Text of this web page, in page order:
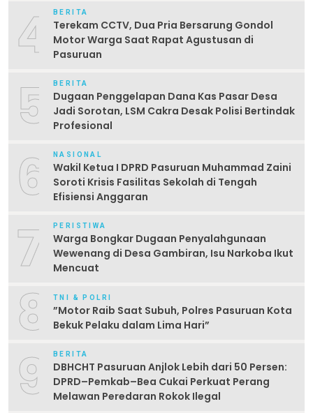
4 BERITA
Terekam CCTV, Dua Pria Bersarung Gondol
Motor Warga Saat Rapat Agustusan di
Pasuruan
5 BERITA
Dugaan Penggelapan Dana Kas Pasar Desa
Jadi Sorotan, LSM Cakra Desak Polisi Bertindak
Profesional
6 NASIONAL
Wakil Ketua I DPRD Pasuruan Muhammad Zaini
Soroti Krisis Fasilitas Sekolah di Tengah
Efisiensi Anggaran
7 PERISTIWA
Warga Bongkar Dugaan Penyalahgunaan
Wewenang di Desa Gambiran, Isu Narkoba Ikut
Mencuat
8 TNI & POLRI
‎”Motor Raib Saat Subuh, Polres Pasuruan Kota
Bekuk Pelaku dalam Lima Hari” ‎
9 BERITA
DBHCHT Pasuruan Anjlok Lebih dari 50 Persen:
DPRD–Pemkab–Bea Cukai Perkuat Perang
Melawan Peredaran Rokok Ilegal